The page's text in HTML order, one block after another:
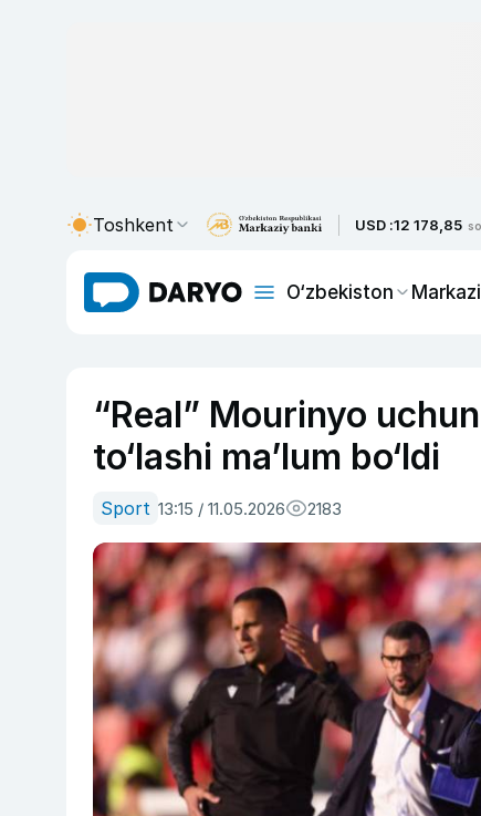
Toshkent USD :12 178,85
O‘zbekiston
“Real” Mourinyo
to‘lashi ma’lum bo‘ldi
Sport 13:15 / 11.05.2026 2183